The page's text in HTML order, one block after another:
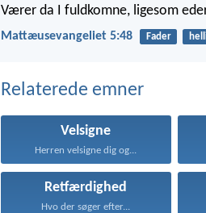
Værer da I fuldkomne, ligesom
Mattæusevangeliet 5:48 Fader
Relaterede emner
Velsigne
Herren velsigne dig og...
Retfærdighed
Hvo der søger efter...